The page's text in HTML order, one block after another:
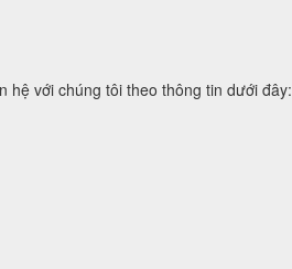
với chúng tôi theo thông tin dưới đây: